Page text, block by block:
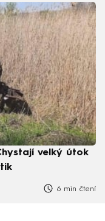
velký útok
6 min čtení